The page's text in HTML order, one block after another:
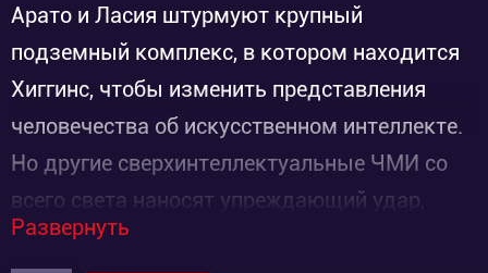
Арато и Ласия штурмуют крупный
подземный комплекс, в котором находится
Хиггинс, чтобы изменить представления
человечества об искусственном интеллекте.
Но другие сверхинтеллектуальные ЧМИ со
всего света наносят упреждающий удар,
каждый по своим причинам. А с учетом того,
Развернуть